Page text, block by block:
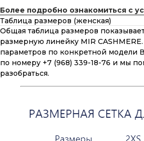
Более подробно ознакомиться с
Таблица размеров (женская)
Общая таблица размеров
размерную линейку MIR
параметров по конкретной модели
по номеру +7 (968) 339-18-76 и мы
разобраться.